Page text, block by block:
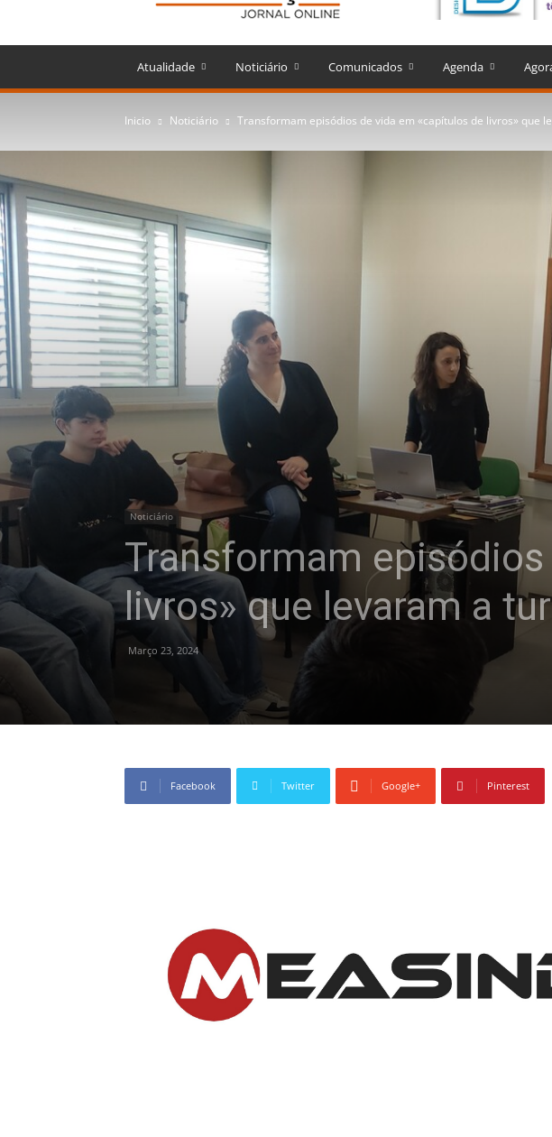
Atualidade Noticiário Comunicados Agenda
Inicio Noticiário Transformam episódios de vida em «capítulos de livros» que
Noticiário
Transformam
livros» que levaram a
Março 23, 2024
Facebook Twitter Google+ Pinterest